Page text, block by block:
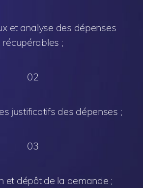
et analyse des dépenses
récupérables ;
02
justificatifs des dépenses ;
03
et dépôt de la demande ;